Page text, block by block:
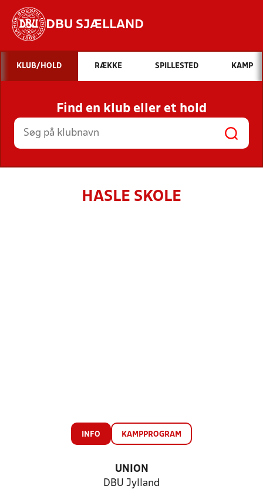
DBU SJÆLLAND
Hvad vil du søge efter?
INDHOLD OG NYHEDER
STILLINGER, RESULTATER, KLUBBER OG
HOLD
KLUB/HOLD RÆKKE SPILLESTED KAMP
Find en klub eller et hold
HASLE SKOLE
INFO KAMPPROGRAM
UNION
DBU Jylland